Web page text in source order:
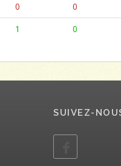
0 0
1 0
SUIVEZ-